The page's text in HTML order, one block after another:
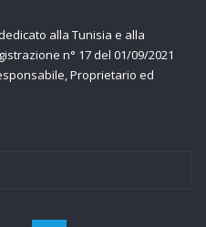
alla Tunisia e alla
n° 17 del 01/09/2021
Proprietario ed